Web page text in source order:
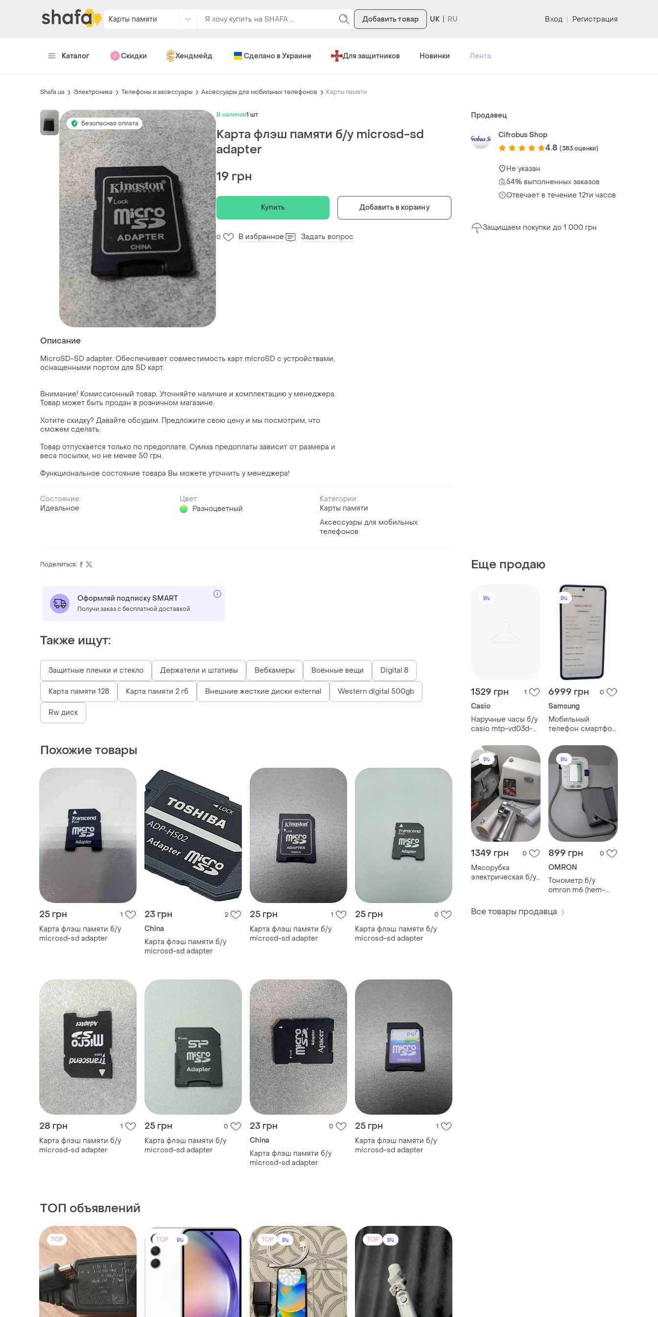
Карты памяти Добавить товар UK Вход | Регистрация
Каталог Скидки Хендмейд Сделано в Украине Для защитников Новинки Лента
Shafa.ua Электроника Телефоны и аксессуары Аксессуары для мобильных телефонов Карты памяти
Безопасная оплата
В наличии1 шт
Карта флэш памяти б/у microsd-sd
adapter
19 грн
Купить Добавить в корзину
0 В избранное Задать вопрос
Описание
MicroSD-SD adapter. Обеспечивает совместимость карт microSD с устройствами,
оснащенными портом для SD карт.
Внимание! Комиссионный товар. Уточняйте наличие и комплектацию у менеджера.
Товар может быть продан в розничном магазине.
Хотите скидку? Давайте обсудим. Предложите свою цену и мы посмотрим, что
сможем сделать.
Товар отпускается только по предоплате. Сумма предоплаты зависит от размера и
веса посылки, но не менее 50 грн.
Функциональное состояние товара Вы можете уточнить у менеджера!
Состояние:
Идеальное
Цвет:
Разноцветный
Категории:
Карты памяти
Аксессуары для мобильных
телефонов
Продавец
Cifrobus Shop
4.8 (383 оценки)
Не указан
54% выполненных заказов
Отвечает в течение 12ти часов
Защищаем покупки до 1 000 грн
Еще продаю
1529 грн 1
Casio
Наручные часы б/у
casio mtp-vd03d-
6999 грн 0
Samsung
Мобильный
телефон смартфон
a36 5g 6/128gb
(sm-a366b/ds)
1349 грн 0
Мясорубка
электрическая б/у
899 грн 0
OMRON
Тонометр б/у
omron m6 (hem-
Все товары продавца
Поделиться:
Оформляй подписку SMART
Получи заказ с бесплатной доставкой
Также ищут:
Защитные пленки и стекло Держатели и штативы Вебкамеры Военные вещи Digital 8
Карта памяти 128 Карта памяти 2 гб Внешние жесткие диски external Western digital 500gb
Rw диск
Похожие товары
25 грн 1
Карта флэш памяти б/у
microsd-sd adapter
23 грн 2
China
Карта флэш памяти б/у
microsd-sd adapter
25 грн 1
Карта флэш памяти б/у
microsd-sd adapter
25 грн 0
Карта флэш памяти б/у
microsd-sd adapter
28 грн 1
Карта флэш памяти б/у
microsd-sd adapter
25 грн 0
Карта флэш памяти б/у
microsd-sd adapter
23 грн 0
China
Карта флэш памяти б/у
microsd-sd adapter
25 грн 1
Карта флэш памяти б/у
microsd-sd adapter
ТОП объявлений
TOP TOP TOP TOP